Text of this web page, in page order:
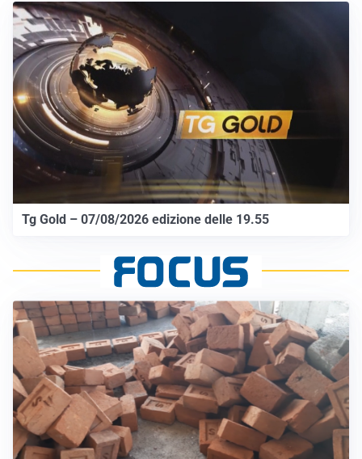
Tg Gold – 07/08/2026 edizione delle 19.55